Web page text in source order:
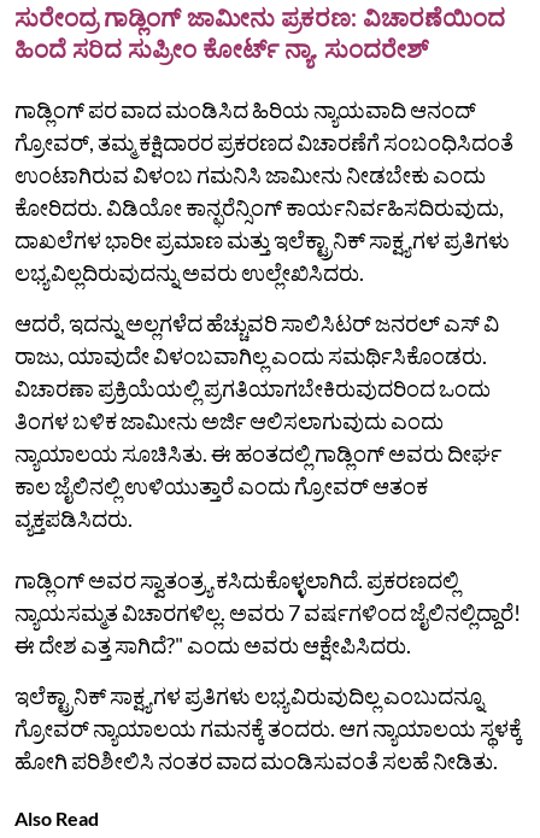
ಸುರೇಂದ್ರ ಗಾಡ್ಲಿಂಗ್ ಜಾಮೀನು ಪ್ರಕರಣ: ವಿಚಾರಣೆಯಿಂದ
ಹಿಂದೆ ಸರಿದ ಸುಪ್ರೀಂ ಕೋರ್ಟ್ ನ್ಯಾ. ಸುಂದರೇಶ್
ಗಾಡ್ಲಿಂಗ್‌ ಪರ ವಾದ ಮಂಡಿಸಿದ ಹಿರಿಯ ನ್ಯಾಯವಾದಿ ಆನಂದ್
ಗ್ರೋವರ್, ತಮ್ಮ ಕಕ್ಷಿದಾರರ ಪ್ರಕರಣದ ವಿಚಾರಣೆಗೆ ಸಂಬಂಧಿಸಿದಂತೆ
ಉಂಟಾಗಿರುವ ವಿಳಂಬ ಗಮನಿಸಿ ಜಾಮೀನು ನೀಡಬೇಕು ಎಂದು
ಕೋರಿದರು. ವಿಡಿಯೋ ಕಾನ್ಫರೆನ್ಸಿಂಗ್ ಕಾರ್ಯನಿರ್ವಹಿಸದಿರುವುದು,
ದಾಖಲೆಗಳ ಭಾರೀ ಪ್ರಮಾಣ ಮತ್ತು ಇಲೆಕ್ಟ್ರಾನಿಕ್ ಸಾಕ್ಷ್ಯಗಳ ಪ್ರತಿಗಳು
ಲಭ್ಯವಿಲ್ಲದಿರುವುದನ್ನು ಅವರು ಉಲ್ಲೇಖಿಸಿದರು.
ಆದರೆ, ಇದನ್ನು ಅಲ್ಲಗಳೆದ ಹೆಚ್ಚುವರಿ ಸಾಲಿಸಿಟರ್‌ ಜನರಲ್‌ ಎಸ್‌ ವಿ
ರಾಜು, ಯಾವುದೇ ವಿಳಂಬವಾಗಿಲ್ಲ ಎಂದು ಸಮರ್ಥಿಸಿಕೊಂಡರು.
ವಿಚಾರಣಾ ಪ್ರಕ್ರಿಯೆಯಲ್ಲಿ ಪ್ರಗತಿಯಾಗಬೇಕಿರುವುದರಿಂದ ಒಂದು
ತಿಂಗಳ ಬಳಿಕ ಜಾಮೀನು ಅರ್ಜಿ ಆಲಿಸಲಾಗುವುದು ಎಂದು
ನ್ಯಾಯಾಲಯ ಸೂಚಿಸಿತು. ಈ ಹಂತದಲ್ಲಿ ಗಾಡ್ಲಿಂಗ್‌ ಅವರು ದೀರ್ಘ
ಕಾಲ ಜೈಲಿನಲ್ಲಿ ಉಳಿಯುತ್ತಾರೆ ಎಂದು ಗ್ರೋವರ್‌ ಆತಂಕ
ವ್ಯಕ್ತಪಡಿಸಿದರು.
ಗಾಡ್ಲಿಂಗ್‌ ಅವರ ಸ್ವಾತಂತ್ರ್ಯ ಕಸಿದುಕೊಳ್ಳಲಾಗಿದೆ. ಪ್ರಕರಣದಲ್ಲಿ
ನ್ಯಾಯಸಮ್ಮತ ವಿಚಾರಗಳಿಲ್ಲ. ಅವರು 7 ವರ್ಷಗಳಿಂದ ಜೈಲಿನಲ್ಲಿದ್ದಾರೆ!
ಈ ದೇಶ ಎತ್ತ ಸಾಗಿದೆ?" ಎಂದು ಅವರು ಆಕ್ಷೇಪಿಸಿದರು.
ಇಲೆಕ್ಟ್ರಾನಿಕ್ ಸಾಕ್ಷ್ಯಗಳ ಪ್ರತಿಗಳು ಲಭ್ಯವಿರುವುದಿಲ್ಲ ಎಂಬುದನ್ನೂ
ಗ್ರೋವರ್ ನ್ಯಾಯಾಲಯ ಗಮನಕ್ಕೆ ತಂದರು. ಆಗ ನ್ಯಾಯಾಲಯ ಸ್ಥಳಕ್ಕೆ
ಹೋಗಿ ಪರಿಶೀಲಿಸಿ ನಂತರ ವಾದ ಮಂಡಿಸುವಂತೆ ಸಲಹೆ ನೀಡಿತು.
Also Read